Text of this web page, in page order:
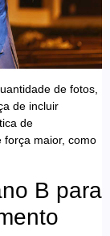
de fotos,
de incluir
de
força maior, como
B para